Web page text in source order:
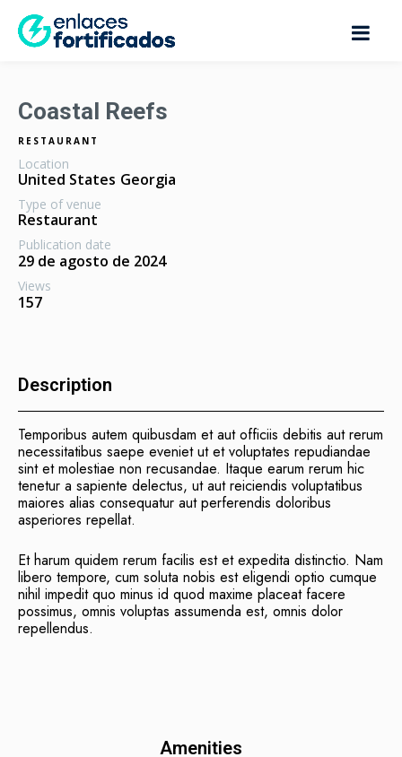
Coastal Reefs
RESTAURANT
Location
United States Georgia
Type of venue
Restaurant
Publication date
29 de agosto de 2024
Views
157
Description
Temporibus autem quibusdam et aut officiis debitis aut rerum
necessitatibus saepe eveniet ut et voluptates repudiandae
sint et molestiae non recusandae. Itaque earum rerum hic
tenetur a sapiente delectus, ut aut reiciendis voluptatibus
maiores alias consequatur aut perferendis doloribus
asperiores repellat.
Et harum quidem rerum facilis est et expedita distinctio. Nam
libero tempore, cum soluta nobis est eligendi optio cumque
nihil impedit quo minus id quod maxime placeat facere
possimus, omnis voluptas assumenda est, omnis dolor
repellendus.
Amenities